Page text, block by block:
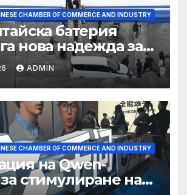
CHAMBER OF COMMERCE AND INDUSTRY
батерия
нова надежда за
на водород
ADMIN
CHAMBER OF COMMERCE AND INDUSTRY
на Qwen-
стимулиране на